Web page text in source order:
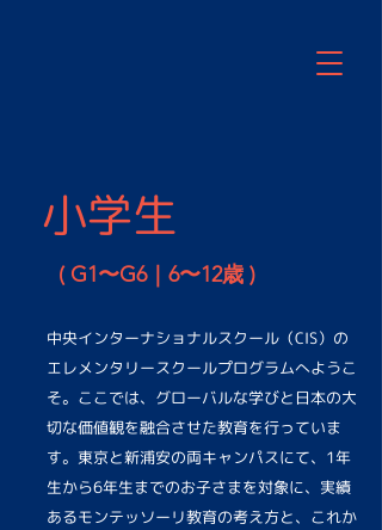
小学生
( G1〜G6｜6〜12歳 )
中央インターナショナルスクール（CIS）の
エレメンタリースクールプログラムへようこ
そ。ここでは、グローバルな学びと日本の大
切な価値観を融合させた教育を行っていま
す。東京と新浦安の両キャンパスにて、1年
生から6年生までのお子さまを対象に、実績
あるモンテッソーリ教育の考え方と、これか